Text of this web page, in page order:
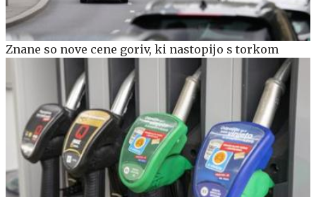
Znane so nove cene goriv, ki nastopijo s torkom